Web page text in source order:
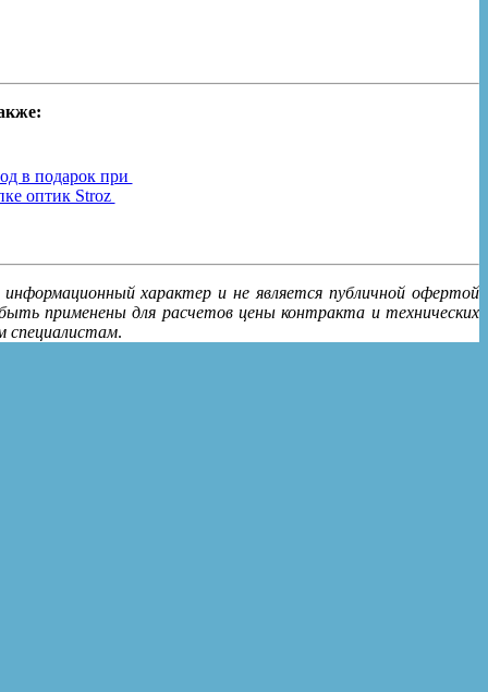
в подарок при
оптик Stroz
характер и не является публичной офертой
применены для расчетов цены контракта и технических
специалистам.